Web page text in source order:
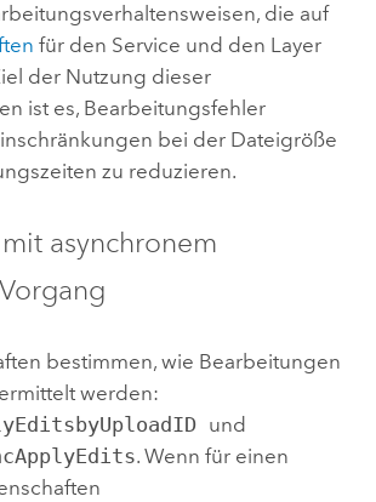
die auf
für den Service und den Layer
der Nutzung dieser
ist es, Bearbeitungsfehler
bei der Dateigröße
zu reduzieren.
asynchronem
bestimmen, wie Bearbeitungen
werden:
und
. Wenn für einen